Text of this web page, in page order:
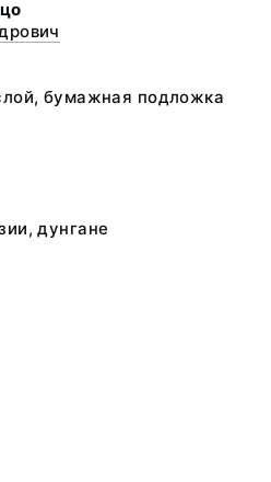
бумажная подложка
дунгане